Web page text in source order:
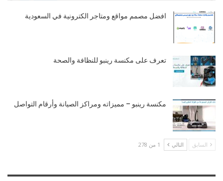
افضل مصمم مواقع ومتاجر الكترونية في السعودية
تعرف على مكنسة رينبو للنظافة والصحة
مكنسة رينبو – مميزاته ومراكز الصيانة وأرقام التواصل
السابق التالي 1 من 278